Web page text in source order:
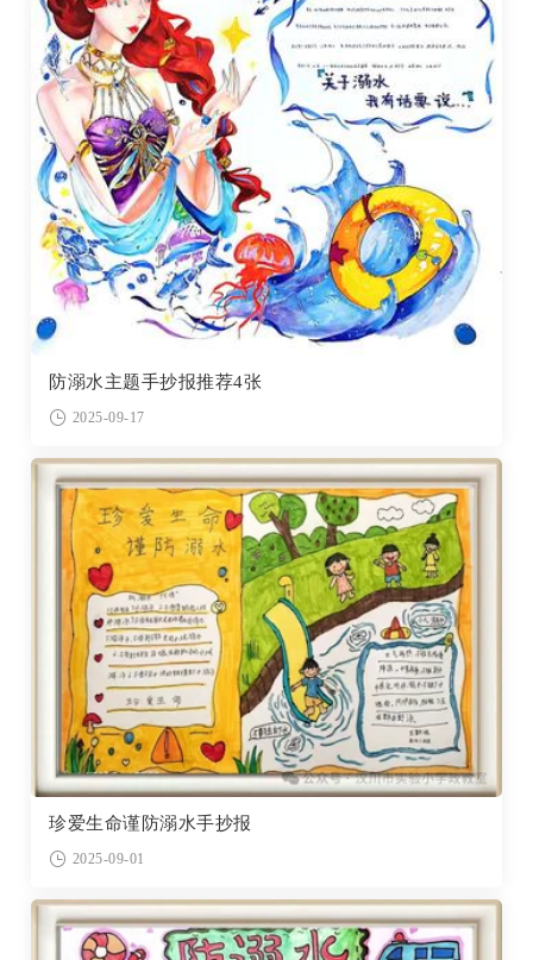
防溺水主题手抄报推荐4张
2025-09-17
珍爱生命谨防溺水手抄报
2025-09-01